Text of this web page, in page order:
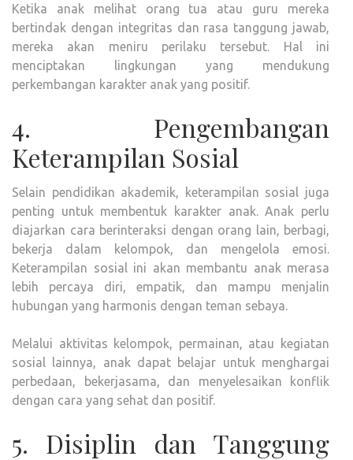
Ketika anak melihat orang tua atau guru mereka
bertindak dengan integritas dan rasa tanggung jawab,
mereka akan meniru perilaku tersebut. Hal ini
menciptakan lingkungan yang mendukung
perkembangan karakter anak yang positif.
4. Pengembangan
Keterampilan Sosial
Selain pendidikan akademik, keterampilan sosial juga
penting untuk membentuk karakter anak. Anak perlu
diajarkan cara berinteraksi dengan orang lain, berbagi,
bekerja dalam kelompok, dan mengelola emosi.
Keterampilan sosial ini akan membantu anak merasa
lebih percaya diri, empatik, dan mampu menjalin
hubungan yang harmonis dengan teman sebaya.
Melalui aktivitas kelompok, permainan, atau kegiatan
sosial lainnya, anak dapat belajar untuk menghargai
perbedaan, bekerjasama, dan menyelesaikan konflik
dengan cara yang sehat dan positif.
5. Disiplin dan Tanggung